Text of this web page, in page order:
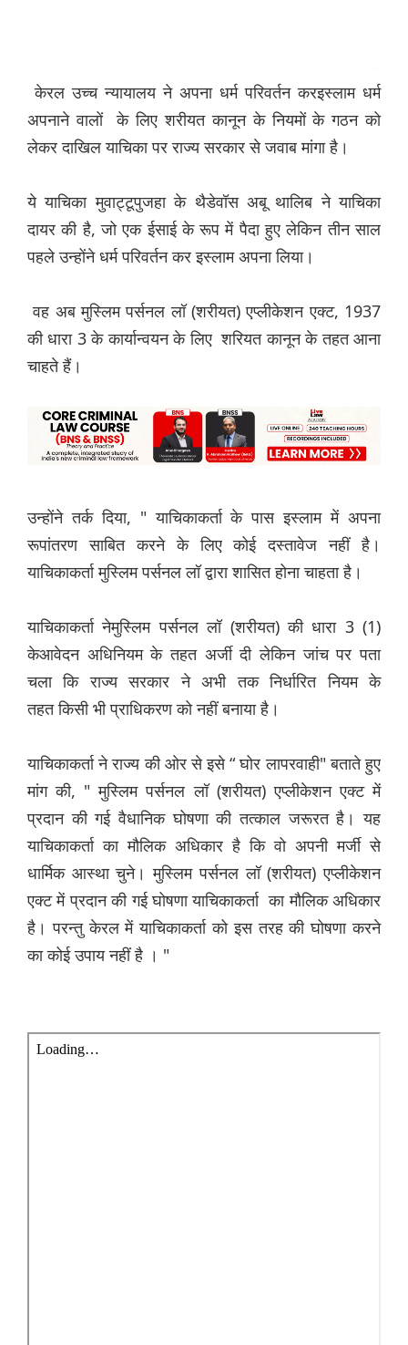
केरल उच्च न्यायालय ने अपना धर्म परिवर्तन करइस्लाम धर्म
अपनाने वालों के लिए शरीयत कानून के नियमों के गठन को
लेकर दाखिल याचिका पर राज्य सरकार से जवाब मांगा है।
ये याचिका मुवाट्टूपुजहा के थैडेवॉस अबू थालिब ने याचिका
दायर की है, जो एक ईसाई के रूप में पैदा हुए लेकिन तीन साल
पहले उन्होंने धर्म परिवर्तन कर इस्लाम अपना लिया।
वह अब मुस्लिम पर्सनल लॉ (शरीयत) एप्लीकेशन एक्ट, 1937
की धारा 3 के कार्यान्वयन के लिए शरियत कानून के तहत आना
चाहते हैं।
उन्होंने तर्क दिया, " याचिकाकर्ता के पास इस्लाम में अपना
रूपांतरण साबित करने के लिए कोई दस्तावेज नहीं है।
याचिकाकर्ता मुस्लिम पर्सनल लॉ द्वारा शासित होना चाहता है।
याचिकाकर्ता नेमुस्लिम पर्सनल लॉ (शरीयत) की धारा 3 (1)
केआवेदन अधिनियम के तहत अर्जी दी लेकिन जांच पर पता
चला कि राज्य सरकार ने अभी तक निर्धारित नियम के
तहत किसी भी प्राधिकरण को नहीं बनाया है।
याचिकाकर्ता ने राज्य की ओर से इसे “ घोर लापरवाही" बताते हुए
मांग की, " मुस्लिम पर्सनल लॉ (शरीयत) एप्लीकेशन एक्ट में
प्रदान की गई वैधानिक घोषणा की तत्काल जरूरत है। यह
याचिकाकर्ता का मौलिक अधिकार है कि वो अपनी मर्जी से
धार्मिक आस्था चुने। मुस्लिम पर्सनल लॉ (शरीयत) एप्लीकेशन
एक्ट में प्रदान की गई घोषणा याचिकाकर्ता का मौलिक अधिकार
है। परन्तु केरल में याचिकाकर्ता को इस तरह की घोषणा करने
का कोई उपाय नहीं है । "